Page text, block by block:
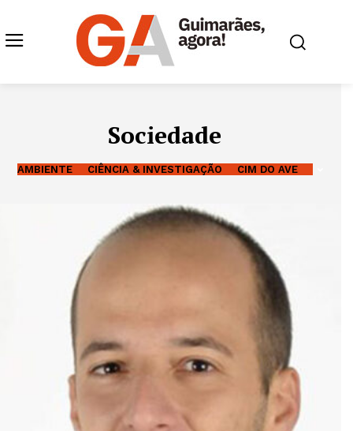
Sociedade
AMBIENTE CIÊNCIA & INVESTIGAÇÃO CIM DO AVE